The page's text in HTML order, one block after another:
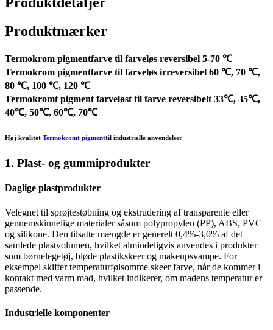
Produktmærker
Termokrom pigmentfarve til farveløs reversibel 5-70 ℃
Termokrom pigmentfarve til farveløs irreversibel 60 ℃, 70 ℃,
80 ℃, 100 ℃, 120 ℃
Termokromt pigment farveløst til farve reversibelt 33℃, 35℃,
40℃, 50℃, 60℃, 70℃
Høj kvalitet Termokromt pigmenttil industrielle anvendelser
1. Plast- og gummiprodukter
Daglige plastprodukter
Velegnet til sprøjtestøbning og ekstrudering af transparente eller
gennemskinnelige materialer såsom polypropylen (PP), ABS, PVC
og silikone. Den tilsatte mængde er generelt 0,4%-3,0% af det
samlede plastvolumen, hvilket almindeligvis anvendes i produkter
som børnelegetøj, bløde plastikskeer og makeupsvampe. For
eksempel skifter temperaturfølsomme skeer farve, når de kommer i
kontakt med varm mad, hvilket indikerer, om madens temperatur er
passende.
Industrielle komponenter